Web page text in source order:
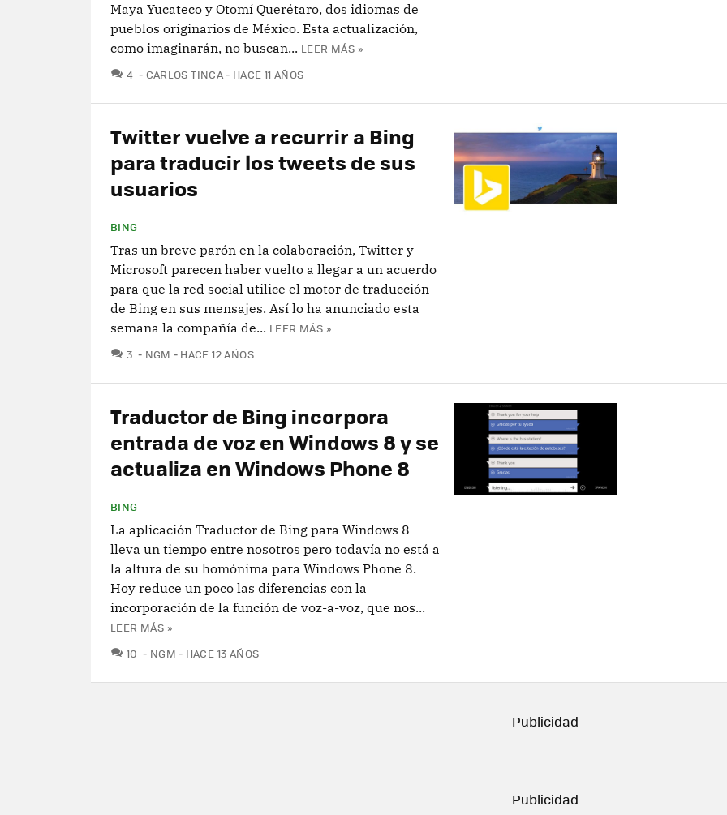
Maya Yucateco y Otomí Querétaro, dos idiomas de
pueblos originarios de México. Esta actualización,
como imaginarán, no buscan... LEER MÁS »
4 COMENTARIOS
CARLOS TINCA HACE 11 AÑOS
Twitter vuelve a recurrir a Bing
para traducir los tweets de sus
usuarios
BING
Tras un breve parón en la colaboración, Twitter y
Microsoft parecen haber vuelto a llegar a un acuerdo
para que la red social utilice el motor de traducción
de Bing en sus mensajes. Así lo ha anunciado esta
semana la compañía de... LEER MÁS »
3 COMENTARIOS
NGM HACE 12 AÑOS
Traductor de Bing incorpora
entrada de voz en Windows 8 y se
actualiza en Windows Phone 8
BING
La aplicación Traductor de Bing para Windows 8
lleva un tiempo entre nosotros pero todavía no está a
la altura de su homónima para Windows Phone 8.
Hoy reduce un poco las diferencias con la
incorporación de la función de voz-a-voz, que nos...
LEER MÁS »
10 COMENTARIOS
NGM HACE 13 AÑOS